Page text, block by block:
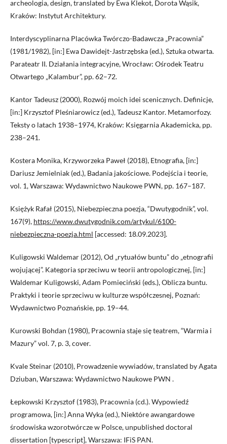
archeologia, design, translated by Ewa Klekot, Dorota Wąsik,
Kraków: Instytut Architektury.
Interdyscyplinarna Placówka Twórczo-Badawcza „Pracownia”
(1981/1982), [in:] Ewa Dawidejt-Jastrzębska (ed.), Sztuka otwarta.
Parateatr II. Działania integracyjne, Wrocław: Ośrodek Teatru
Otwartego „Kalambur”, pp. 62–72.
Kantor Tadeusz (2000), Rozwój moich idei scenicznych. Definicje,
[in:] Krzysztof Pleśniarowicz (ed.), Tadeusz Kantor. Metamorfozy.
Teksty o latach 1938–1974, Kraków: Księgarnia Akademicka, pp.
238–241.
Kostera Monika, Krzyworzeka Paweł (2018), Etnografia, [in:]
Dariusz Jemielniak (ed.), Badania jakościowe. Podejścia i teorie,
vol. 1, Warszawa: Wydawnictwo Naukowe PWN, pp. 167–187.
Księżyk Rafał (2015), Niebezpieczna poezja, “Dwutygodnik”, vol.
167(9), https://www.dwutygodnik.com/artykul/6100-
niebezpieczna-poezja.html [accessed: 18.09.2023].
Kuligowski Waldemar (2012), Od „rytuałów buntu” do „etnografii
wojującej”. Kategoria sprzeciwu w teorii antropologicznej, [in:]
Waldemar Kuligowski, Adam Pomieciński (eds.), Oblicza buntu.
Praktyki i teorie sprzeciwu w kulturze współczesnej, Poznań:
Wydawnictwo Poznańskie, pp. 19–44.
Kurowski Bohdan (1980), Pracownia staje się teatrem, “Warmia i
Mazury” vol. 7, p. 3, cover.
Kvale Steinar (2010), Prowadzenie wywiadów, translated by Agata
Dziuban, Warszawa: Wydawnictwo Naukowe PWN .
Łepkowski Krzysztof (1983), Pracownia (cd.). Wypowiedź
programowa, [in:] Anna Wyka (ed.), Niektóre awangardowe
środowiska wzorotwórcze w Polsce, unpublished doctoral
dissertation [typescript], Warszawa: IFiS PAN.